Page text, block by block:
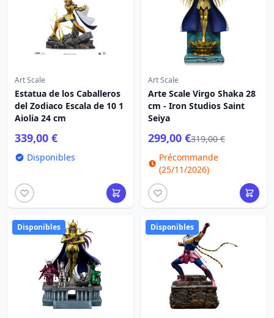
Art Scale
Estatua de los Caballeros
del Zodiaco Escala de 10 1
Aiolia 24 cm
339,00 €
Disponibles
Art Scale
Arte Scale Virgo Shaka 28
cm - Iron Studios Saint
Seiya
299,00 €319,00 €
Précommande
(25/11/2026)
Disponibles Disponibles